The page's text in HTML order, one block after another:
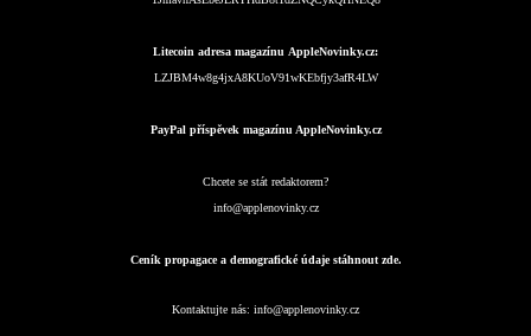
Litecoin adresa magazínu AppleNovinky.cz:
LZJBM4w8g4jxA8KUoV91wKEbfjy3afR4LW
PayPal příspěvek magazínu AppleNovinky.cz
Chcete se stát redaktorem?
info@applenovinky.cz
Ceník propagace a demografické údaje stáhnout zde.
Kontaktujte nás: info@applenovinky.cz